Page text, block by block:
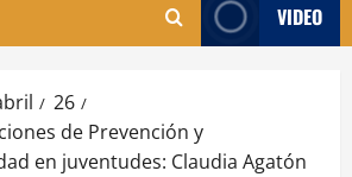
VIDEO
26
de Prevención y
en juventudes: Claudia Agatón